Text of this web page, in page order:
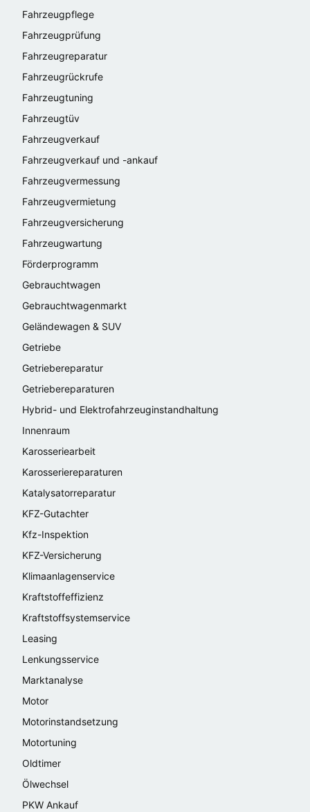
Fahrzeugpflege
Fahrzeugprüfung
Fahrzeugreparatur
Fahrzeugrückrufe
Fahrzeugtuning
Fahrzeugtüv
Fahrzeugverkauf
Fahrzeugverkauf und -ankauf
Fahrzeugvermessung
Fahrzeugvermietung
Fahrzeugversicherung
Fahrzeugwartung
Förderprogramm
Gebrauchtwagen
Gebrauchtwagenmarkt
Geländewagen & SUV
Getriebe
Getriebereparatur
Getriebereparaturen
Hybrid- und Elektrofahrzeuginstandhaltung
Innenraum
Karosseriearbeit
Karosseriereparaturen
Katalysatorreparatur
KFZ-Gutachter
Kfz-Inspektion
KFZ-Versicherung
Klimaanlagenservice
Kraftstoffeffizienz
Kraftstoffsystemservice
Leasing
Lenkungsservice
Marktanalyse
Motor
Motorinstandsetzung
Motortuning
Oldtimer
Ölwechsel
PKW Ankauf